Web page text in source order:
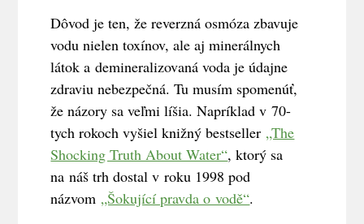
Dôvod je ten, že reverzná osmóza zbavuje
vodu nielen toxínov, ale aj minerálnych
látok a demineralizovaná voda je údajne
zdraviu nebezpečná. Tu musím spomenúť,
že názory sa veľmi líšia. Napríklad v 70-
tych rokoch vyšiel knižný bestseller „The
Shocking Truth About Water“, ktorý sa
na náš trh dostal v roku 1998 pod
názvom „Šokující pravda o vodě“.